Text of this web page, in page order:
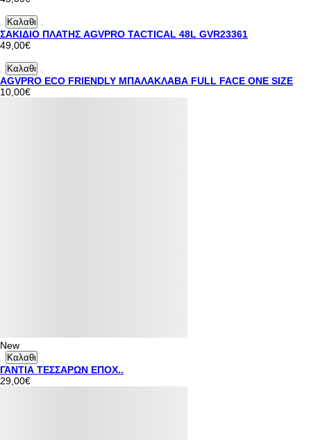
Καλαθι
ΣΑΚΙΔΙΟ ΠΛΑΤΗΣ AGVPRO TACTICAL 48L GVR23361
49,00€
Καλαθι
AGVPRO ECO FRIENDLY ΜΠΑΛΑΚΛΑΒΑ FULL FACE ONE SIZE
10,00€
New
Καλαθι
ΓΑΝΤΙΑ ΤΕΣΣΑΡΩΝ ΕΠΟΧ..
29,00€